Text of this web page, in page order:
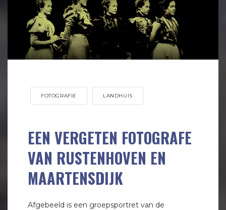
FOTOGRAFIE LANDHUIS
EEN VERGETEN FOTOGRAFE
VAN RUSTENHOVEN EN
MAARTENSDIJK
Afgebeeld is een groepsportret van de